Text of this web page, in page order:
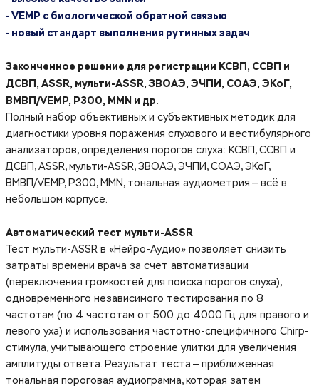
- VEMP с биологической обратной связью
- новый стандарт выполнения рутинных задач
Законченное решение для регистрации КСВП, ССВП и
ДСВП, ASSR, мульти-ASSR, ЗВОАЭ, ЭЧПИ, СОАЭ, ЭКоГ,
ВМВП/VEMP, P300, MMN и др.
Полный набор объективных и субъективных методик для
диагностики уровня поражения слухового и вестибулярного
анализаторов, определения порогов слуха: КСВП, ССВП и
ДСВП, ASSR, мульти-ASSR, ЗВОАЭ, ЭЧПИ, СОАЭ, ЭКоГ,
ВМВП/VEMP, P300, MMN, тональная аудиометрия — всё в
небольшом корпусе.
Автоматический тест мульти-ASSR
Тест мульти-ASSR в «Нейро-Аудио» позволяет снизить
затраты времени врача за счет автоматизации
(переключения громкостей для поиска порогов слуха),
одновременного независимого тестирования по 8
частотам (по 4 частотам от 500 до 4000 Гц для правого и
левого уха) и использования частотно-специфичного Chirp-
стимула, учитывающего строение улитки для увеличения
амплитуды ответа. Результат теста — приближенная
тональная пороговая аудиограмма, которая затем